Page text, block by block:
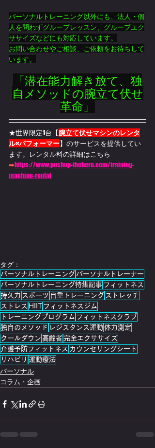
パーソナルトレーニング以外にも、法人・個
人を問わずグループレッスン、グループエク
ササイズなどにも対応しています。
お問い合わせやご相談、ご依頼をお待ちして
います。
「潜在能力解き放て、独
自メソッドの腕立て伏せ
革命」
★世界限定1台【腕立て伏せマシンのレンタ
ル×パフォーマー】のサービスを提供してい
ます。
レンタル料の詳細はこちら
➡https://www.pushup-thehero.com/training-
machine-rental
タグ：
パーソナルトレーニング パーソナルトレーナー
パーソナルトレーニング特集記事 フィットネス
持久力 スポーツ 自重トレーニング ストレッチ
ストレス HIIT フィットネスジム
トレーニングプログラム フィットネスクラブ
独自のメソッド レジスタンス運動 体力測定
クールダウン 高齢者 完全エクササイズ
介護予防フィットネス カウンセリングシート
リハビリ 運動療法
パーソナル
コラム・企画